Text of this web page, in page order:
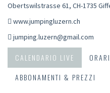
Obertswilstrasse 61, CH-1735
www.jumpingluzern.ch
jumping.luzern@gmail.com
CALENDARIO LIVE
ABBONAMENTI & PREZZI